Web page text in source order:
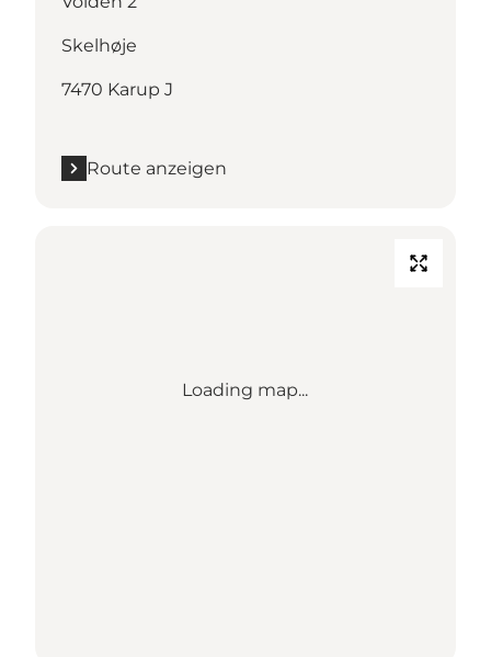
Skelhøje
7470 Karup J
Route anzeigen
Loading map...